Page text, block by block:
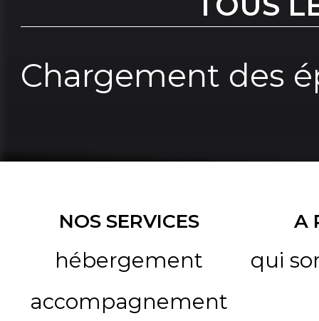
Chargement des
NOS SERVICES
hébergement
accompagnement
A
qui